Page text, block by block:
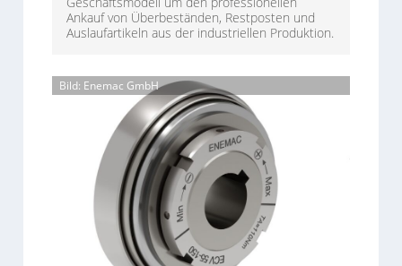
Ankauf von Überbeständen, Restposten und
Auslaufartikeln aus der industriellen Produktion.
Bild: Enemac GmbH